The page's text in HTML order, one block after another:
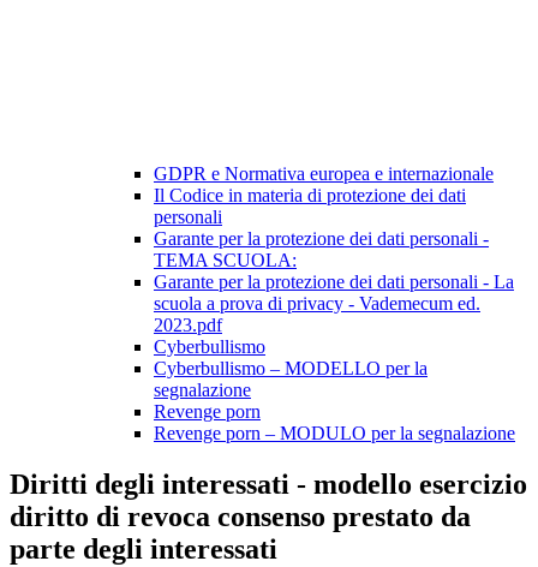
GDPR e Normativa europea e internazionale
Il Codice in materia di protezione dei dati
personali
Garante per la protezione dei dati personali -
TEMA SCUOLA:
Garante per la protezione dei dati personali - La
scuola a prova di privacy - Vademecum ed.
2023.pdf
Cyberbullismo
Cyberbullismo – MODELLO per la
segnalazione
Revenge porn
Revenge porn – MODULO per la segnalazione
Diritti degli interessati - modello esercizio
diritto di revoca consenso prestato da
parte degli interessati